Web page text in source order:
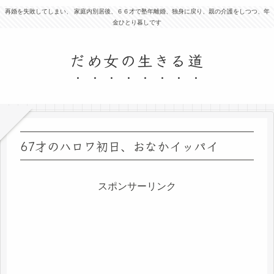
再婚を失敗してしまい、 家庭内別居後、６６才で塾年離婚、独身に戻り、親の介護をしつつ、年
金ひとり暮しです
だめ女の生きる道
67才のハロワ初日、おなかイッパイ
スポンサーリンク